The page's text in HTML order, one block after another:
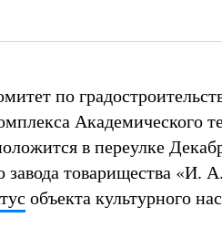
по
Академического
в переулке
завода товарищества «И.
объекта культурного